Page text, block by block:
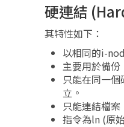
硬連結
其特性如下：
以相同的i-
主要用於備份
只能在同一
立。
只能連結檔案
指令為ln (原